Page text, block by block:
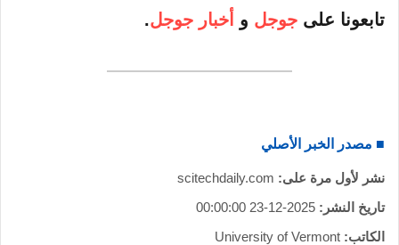
تابعونا على جوجل و أخبار جوجل.
■ مصدر الخبر الأصلي
نشر لأول مرة على: scitechdaily.com
تاريخ النشر: 2025-12-23 00:00:00
الكاتب: University of Vermont